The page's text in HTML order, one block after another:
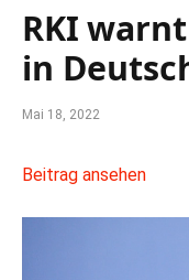
RKI
in
Mai 18, 2022
Beitrag ansehen